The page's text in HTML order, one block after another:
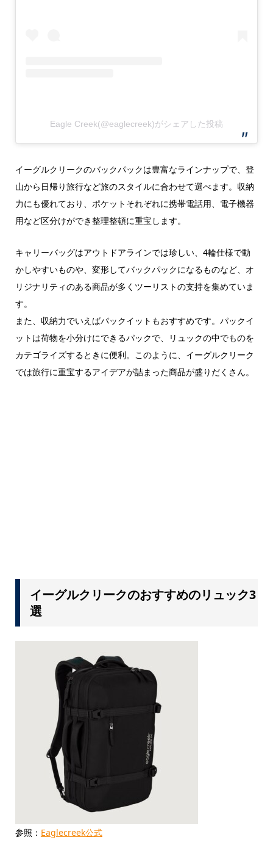
Eagle Creek(@eaglecreek)がシェアした投稿
イーグルクリークのバックパックは豊富なラインナップで、登
山から日帰り旅行など旅のスタイルに合わせて選べます。収納
力にも優れており、ポケットそれぞれに携帯電話用、電子機器
用など区分けができ整理整頓に重宝します。
キャリーバッグはアウトドアラインでは珍しい、4輪仕様で動
かしやすいものや、変形してバックパックになるものなど、オ
リジナリティのある商品が多くツーリストの支持を集めていま
す。
また、収納力でいえばパックイットもおすすめです。パックイ
ットは荷物を小分けにできるパックで、リュックの中でものを
カテゴライズするときに便利。このように、イーグルクリーク
では旅行に重宝するアイデアが詰まった商品が盛りだくさん。
イーグルクリークのおすすめのリュック3
選
参照： Eaglecreek公式